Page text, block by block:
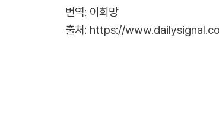
번역: 이희망
출처: https://